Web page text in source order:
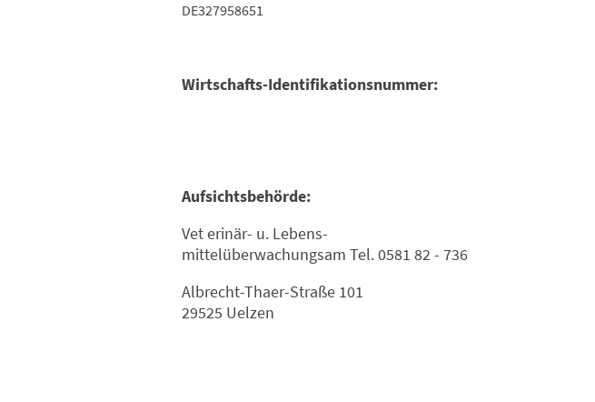
DE327958651
Wirtschafts-Identifikationsnummer:
Aufsichtsbehörde:
Vet erinär- u. Lebens-
mittelüberwachungsam Tel. 0581 82 - 736
Albrecht-Thaer-Straße 101
29525 Uelzen